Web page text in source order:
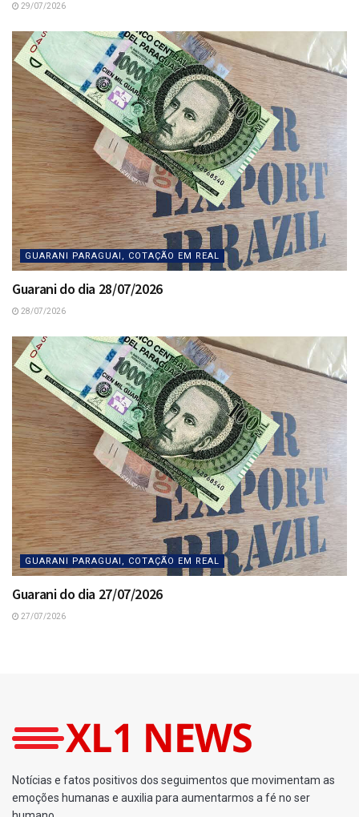
29/07/2026
GUARANI PARAGUAI, COTAÇÃO EM REAL
Guarani do dia 28/07/2026
28/07/2026
GUARANI PARAGUAI, COTAÇÃO EM REAL
Guarani do dia 27/07/2026
27/07/2026
Home Loterias
Ganhadores da Quina 6779
Fernando Powodzenia